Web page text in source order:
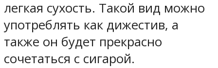
легкая сухость. Такой вид можно
употреблять как дижестив, а
также он будет прекрасно
сочетаться с сигарой.